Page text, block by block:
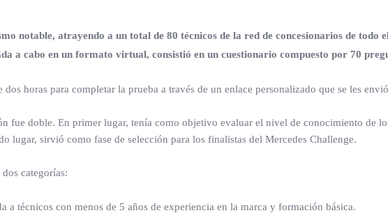
notable, atrayendo a un total de 80 técnicos de la red de concesionarios de
a cabo en un formato virtual, consistió en un cuestionario compuesto por 70
horas para completar la prueba a través de un enlace personalizado que se les
fue doble. En primer lugar, tenía como objetivo evaluar el nivel de conocimiento de
lugar, sirvió como fase de selección para los finalistas del Mercedes Challenge.
categorías:
a técnicos con menos de 5 años de experiencia en la marca y formación básica.